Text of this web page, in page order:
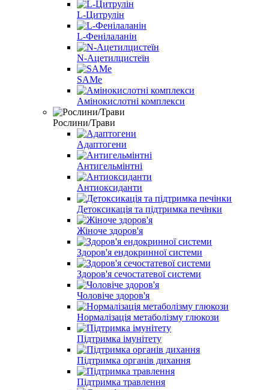
L-Цитрулін
L-Фенілаланін
N-Ацетилцистеїн
SAMe
Амінокислотні комплекси
Рослини/Трави
Адаптогени
Антигельмінтні
Антиоксиданти
Детоксикація та підтримка печінки
Жіноче здоров'я
Здоров'я ендокринної системи
Здоров'я сечостатевої системи
Чоловіче здоров'я
Нормалізація метаболізму глюкози
Підтримка імунітету
Підтримка органів дихання
Підтримка травлення